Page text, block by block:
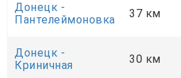
Донецк -
Пантелеймоновка
37 км
Донецк -
Криничная
30 км